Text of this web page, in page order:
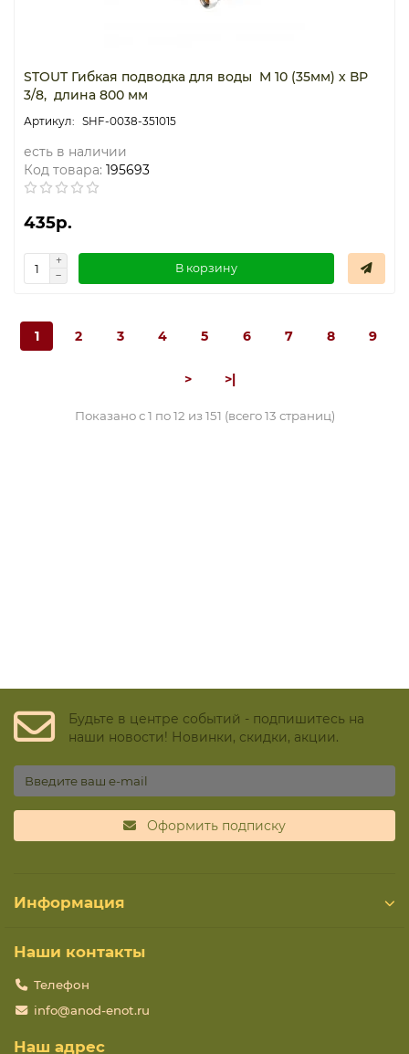
STOUT Гибкая подводка для воды M 10 (35мм) х ВР
3/8, длина 800 мм
SHF-0038-351015
есть в наличии
Код товара: 195693
435р.
В корзину
1 2 3 4 5 6 7 8 9
> >|
Показано с 1 по 12 из 151 (всего 13 страниц)
Будьте в центре событий - подпишитесь на
наши новости! Новинки, скидки, акции.
Оформить подписку
Информация
Наши контакты
Телефон
info@anod-enot.ru
Наш адрес